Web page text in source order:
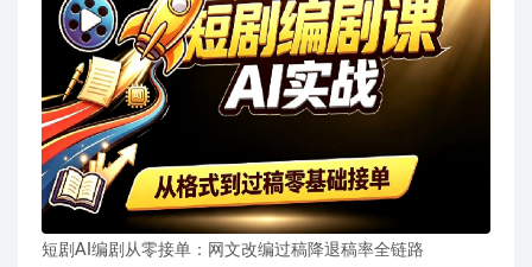
短剧AI编剧从零接单：网文改编过稿降退稿率全链路